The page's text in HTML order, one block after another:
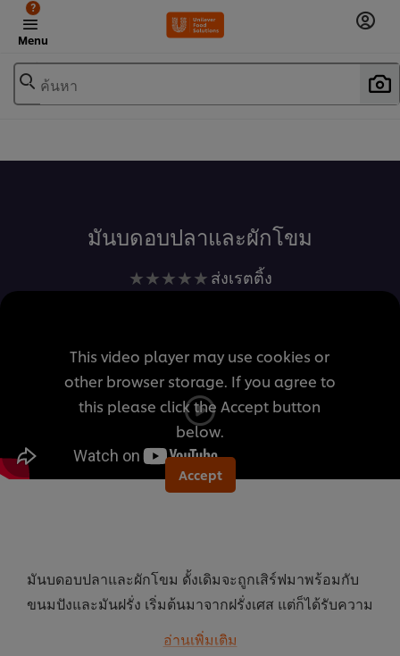
Menu
?
ค้นหา
มันบดอบปลาและผักโขม
ไม่มี
การ
สำหรับ
recipe
นี้
ส่งเรตติ้ง
This video player may use cookies or
other browser storage. If you agree to
this please click the Accept button
below.
Accept
มันบดอบปลาและผักโขม ดั้งเดิมจะถูกเสิร์ฟมาพร้อมกับ
ขนมปังและมันฝรั่ง เริ่มต้นมาจากฝรั่งเศส แต่ก็ได้รับความ
นิยมอย่างแพร่หลายทั่วทั้งยุโรป เมื่อคุณได้ลองทำดู คุณจะ
อ่านเพิ่มเติม